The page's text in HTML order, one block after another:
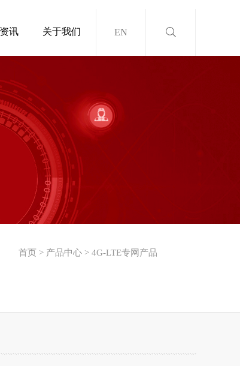
讯 关于我们 EN
首页 > 产品中心 > 4G-LTE专网产品